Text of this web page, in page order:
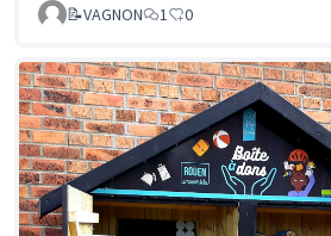
📝VAGNON
1 0